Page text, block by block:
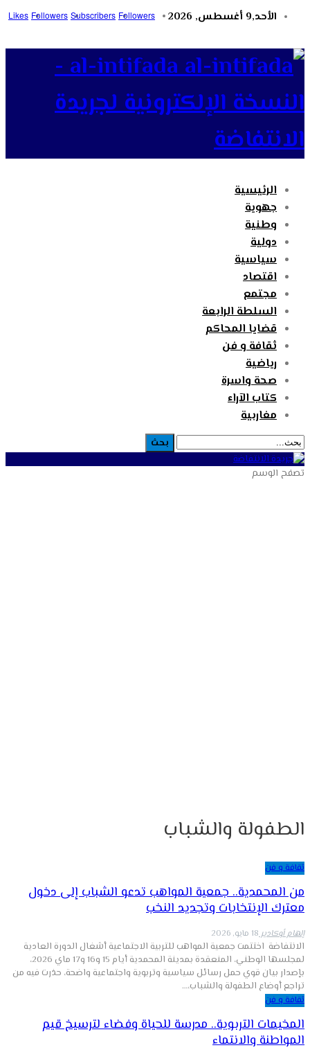
Likes Followers Subscribers Followers الأحد,9 أغسطس, 2026
al-intifada -
النسخة الإلكترونية لجريدة
الانتفاضة
الرئيسية
جهوية
وطنية
دولية
سياسية
اقتصاد
مجتمع
السلطة الرابعة
قضايا المحاكم
ثقافة و فن
رياضية
صحة واسرة
كتاب الآراء
مغاربية
تصفح الوسم
الطفولة والشباب
ثقافة و فن
من المحمدية.. جمعية المواهب تدعو الشباب إلى دخول
معترك الإنتخابات وتجديد النخب
إلهام أوكادير18 مايو, 2026
الانتفاضة اختتمت جمعية المواهب للتربية الاجتماعية أشغال الدورة العادية
لمجلسها الوطني، المنعقدة بمدينة المحمدية أيام 15 و16 و17 ماي 2026،
بإصدار بيان قوي حمل رسائل سياسية وتربوية واجتماعية واضحة، حذرت فيه من
تراجع أوضاع الطفولة والشباب،…
ثقافة و فن
المخيمات التربوية.. مدرسة للحياة وفضاء لترسيخ قيم
المواطنة والانتماء